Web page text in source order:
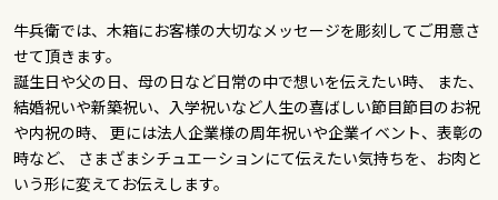
牛兵衛では、木箱にお客様の大切なメッセージを彫刻してご用意さ
せて頂きます。
誕生日や父の日、母の日など日常の中で想いを伝えたい時、 また、
結婚祝いや新築祝い、入学祝いなど人生の喜ばしい節目節目のお祝
や内祝の時、 更には法人企業様の周年祝いや企業イベント、表彰の
時など、 さまざまシチュエーションにて伝えたい気持ちを、お肉と
いう形に変えてお伝えします。